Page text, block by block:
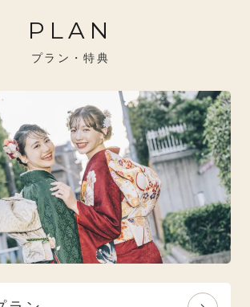
万円未満
おすすめ
すすめ
ブランド
ブランド
PLAN
プラン・特典